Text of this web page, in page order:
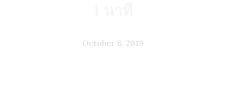
October 8, 2019